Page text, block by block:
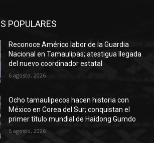
POPULARES
Reconoce Américo labor de la Guardia
Nacional en Tamaulipas; atestigua llegada
del nuevo coordinador estatal
6 agosto, 2026
Ocho tamaulipecos hacen historia con
México en Corea del Sur; conquistan el
primer título mundial de Haidong Gumdo
5 agosto, 2026